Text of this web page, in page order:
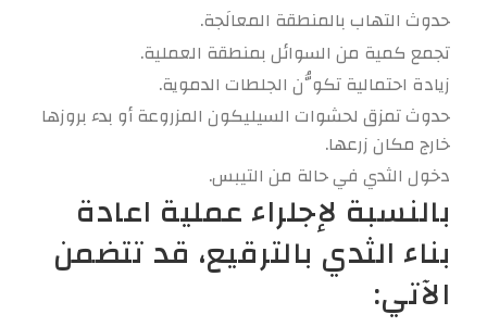
حدوث التهاب بالمنطقة المعالَجة.
تجمع كمية من السوائل بمنطقة العملية.
زيادة احتمالية تكوُّن الجلطات الدموية.
حدوث تمزق لحشوات السيليكون المزروعة أو بدء بروزها
خارج مكان زرعها.
دخول الثدي في حالة من التيبس.
بالنسبة لإجلراء عملية اعادة
بناء الثدي بالترقيع، قد تتضمن
الآتي: